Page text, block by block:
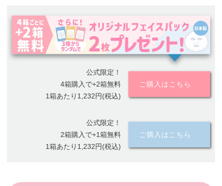
公式限定！
4箱購入で+2箱無料
1箱あたり1,232円(税込)
ご購入はこちら
公式限定！
2箱購入で+1箱無料
1箱あたり1,232円(税込)
ご購入はこちら